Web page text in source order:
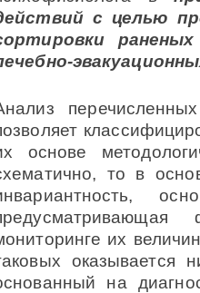
с целью
основе
то в
их
оказывается
на